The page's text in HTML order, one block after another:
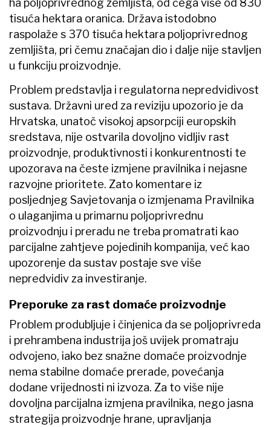
ha poljoprivrednog zemljišta, od čega više od 830
tisuća hektara oranica. Država istodobno
raspolaže s 370 tisuća hektara poljoprivrednog
zemljišta, pri čemu značajan dio i dalje nije stavljen
u funkciju proizvodnje.
Problem predstavlja i regulatorna nepredvidivost
sustava. Državni ured za reviziju upozorio je da
Hrvatska, unatoč visokoj apsorpciji europskih
sredstava, nije ostvarila dovoljno vidljiv rast
proizvodnje, produktivnosti i konkurentnosti te
upozorava na česte izmjene pravilnika i nejasne
razvojne prioritete. Zato komentare iz
posljednjeg Savjetovanja o izmjenama Pravilnika
o ulaganjima u primarnu poljoprivrednu
proizvodnju i preradu ne treba promatrati kao
parcijalne zahtjeve pojedinih kompanija, već kao
upozorenje da sustav postaje sve više
nepredvidiv za investiranje.
Preporuke za rast domaće proizvodnje
Problem produbljuje i činjenica da se poljoprivreda
i prehrambena industrija još uvijek promatraju
odvojeno, iako bez snažne domaće proizvodnje
nema stabilne domaće prerade, povećanja
dodane vrijednosti ni izvoza. Za to više nije
dovoljna parcijalna izmjena pravilnika, nego jasna
strategija proizvodnje hrane, upravljanja